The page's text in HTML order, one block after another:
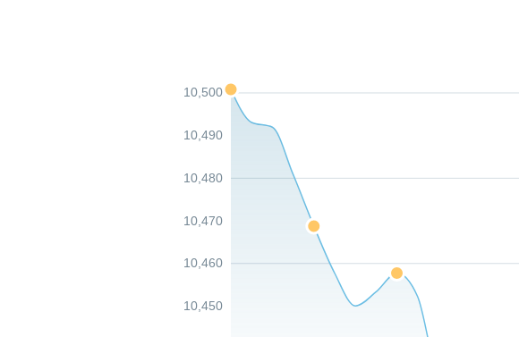
10,450
10,460
10,470
10,480
10,490
10,500